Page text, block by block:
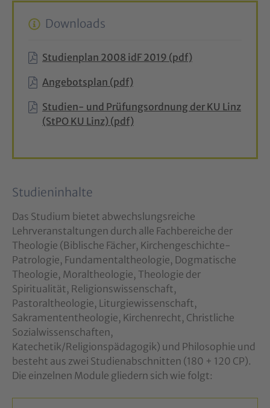
Downloads
Studienplan 2008 idF 2019 (pdf)
Angebotsplan (pdf)
Studien- und Prüfungsordnung der KU Linz
(StPO KU Linz) (pdf)
Studieninhalte
Das Studium bietet abwechslungsreiche
Lehrveranstaltungen durch alle Fachbereiche der
Theologie (Biblische Fächer, Kirchengeschichte-
Patrologie, Fundamentaltheologie, Dogmatische
Theologie, Moraltheologie, Theologie der
Spiritualität, Religionswissenschaft,
Pastoraltheologie, Liturgiewissenschaft,
Sakramententheologie, Kirchenrecht, Christliche
Sozialwissenschaften,
Katechetik/Religionspädagogik) und Philosophie und
besteht aus zwei Studienabschnitten (180 + 120 CP).
Die einzelnen Module gliedern sich wie folgt: